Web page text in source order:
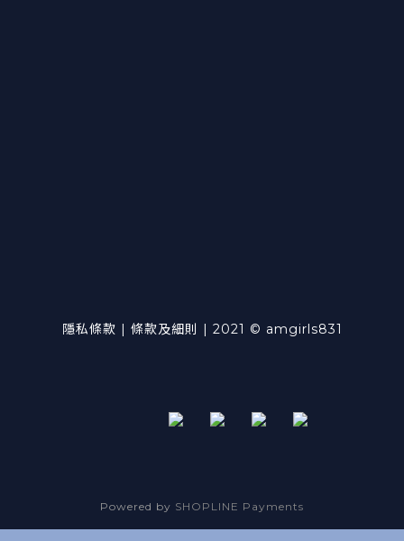
隱私條款 | 條款及細則 | 2021 © amgirls831
Powered by SHOPLINE Payments